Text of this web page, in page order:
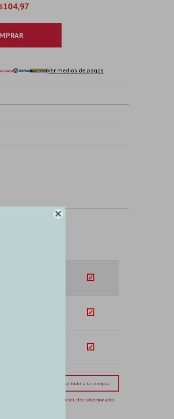

104,97
Ver medios de pagos
Agregar todo a la compra
3 productos seleccionados